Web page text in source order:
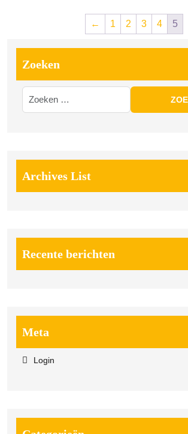
← 1 2 3 4 5
Zoeken
Archives List
Recente berichten
Meta
Login